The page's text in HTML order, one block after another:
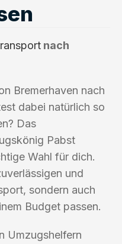
nach
Bremerhaven nach
dabei natürlich so
Das
Pabst
Wahl für dich.
und
sondern auch
Budget passen.
Umzugshelfern